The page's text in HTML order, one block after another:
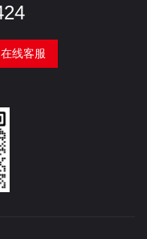
线客服